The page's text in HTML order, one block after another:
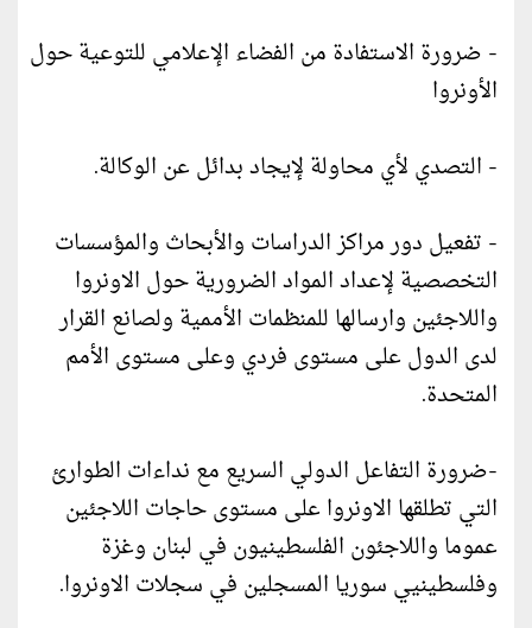
- ضرورة الاستفادة من الفضاء الإعلامي للتوعية حول
الأونروا
- التصدي لأي محاولة لإيجاد بدائل عن الوكالة.
- تفعيل دور مراكز الدراسات والأبحاث والمؤسسات
التخصصية لإعداد المواد الضرورية حول الاونروا
واللاجئين وارسالها للمنظمات الأممية ولصانع القرار
لدى الدول على مستوى فردي وعلى مستوى الأمم
المتحدة.
-ضرورة التفاعل الدولي السريع مع نداءات الطوارئ
التي تطلقها الاونروا على مستوى حاجات اللاجئين
عموما واللاجئون الفلسطينيون في لبنان وغزة
وفلسطينيي سوريا المسجلين في سجلات الاونروا.